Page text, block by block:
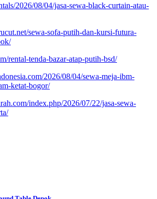
2026/08/04/jasa-sewa-black-curtain-atau-
sewa-sofa-putih-dan-kursi-futura-
rental-tenda-bazar-atap-putih-bsd/
2026/08/04/sewa-meja-ibm-
ketat-bogor/
index.php/2026/07/22/jasa-sewa-